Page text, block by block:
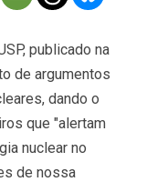
publicado na
de argumentos
dando o
que "alertam
nuclear no
de nossa